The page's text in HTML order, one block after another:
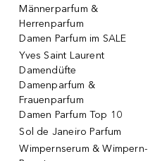
Männerparfum &
Herrenparfum
Damen Parfum im SALE
Yves Saint Laurent
Damendüfte
Damenparfum &
Frauenparfum
Damen Parfum Top 10
Sol de Janeiro Parfum
Wimpernserum & Wimpern-